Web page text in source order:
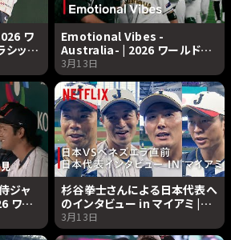
ワ
シック
Emotional Vibes -
Australia- | 2026 ワールドベ
ースボールクラシック |
Netflix Japan
3月13日
ジャ
ワー
ク |
杉谷拳士さんによる日本代表へ
のインタビュー in マイアミ |
2026 ワールドベースボールク
ラシック | Netflix Japan
3月13日